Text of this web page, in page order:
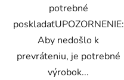
potrebné
poskladaťUPOZORNENIE:
Aby nedošlo k
prevráteniu, je potrebné
výrobok...